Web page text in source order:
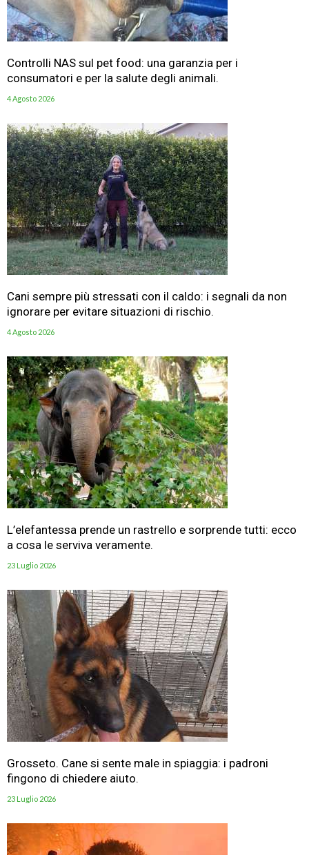
Controlli NAS sul pet food: una garanzia per i
consumatori e per la salute degli animali.
4 Agosto 2026
Cani sempre più stressati con il caldo: i segnali da non
ignorare per evitare situazioni di rischio.
4 Agosto 2026
L’elefantessa prende un rastrello e sorprende tutti: ecco
a cosa le serviva veramente.
23 Luglio 2026
Grosseto. Cane si sente male in spiaggia: i padroni
fingono di chiedere aiuto.
23 Luglio 2026